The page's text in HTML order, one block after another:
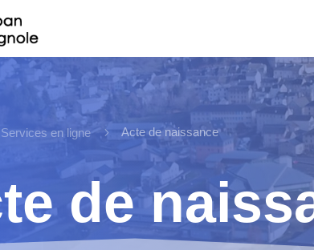
Services en ligne 5 Acte de naissance
de